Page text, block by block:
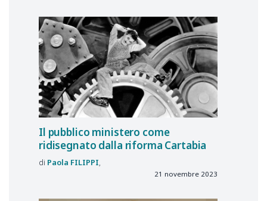
Il pubblico ministero come
ridisegnato dalla riforma Cartabia
Paola FILIPPI
21 novembre 2023